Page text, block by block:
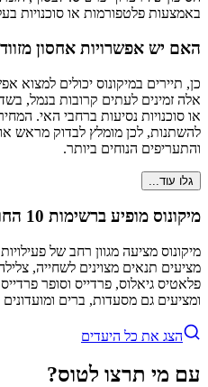
באמצעות פלטפורמות או סוכנויות
האם יש אפשרויות אחסון
כן, תיירים במיקונוס יכולים למצוא
אלה זמינים לעתים קרובות בנמל,
או סוכנויות נסיעות ברחבי האי.
להשתנות, לכן מומלץ לבדוק מראש
והתעריפים הנוחים ביותר.
גלו עוד...
מיקונוס מופיע ברשימות 10 החופים המומלצים
מיקונוס מציעה מגוון רחב של
מציעים תנאים מצוינים לשחייה,
פלאטיס גיאלוס, פרדייס וסופר
ומציעים גם מסעדות, ברים
הצג את כל היעדים
עם מי תרצו לטוס?